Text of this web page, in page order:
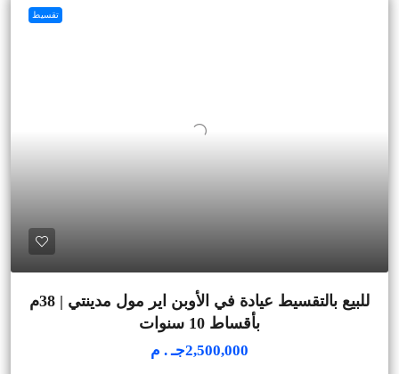
تقسيط
للبيع بالتقسيط عيادة في الأوبن اير مول مدينتي | 38م
بأقساط 10 سنوات
2,500,000جـ . م